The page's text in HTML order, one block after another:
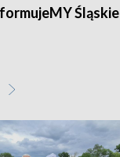
Śląskie